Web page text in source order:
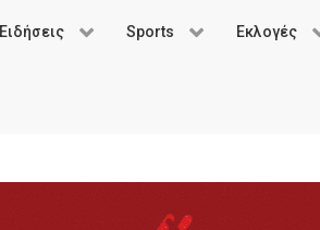
Ειδήσεις Sports Εκλογές